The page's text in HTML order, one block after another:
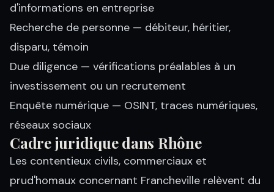
d'informations en entreprise
Recherche de personne — débiteur, héritier,
disparu, témoin
Due diligence — vérifications préalables à un
investissement ou un recrutement
Enquête numérique — OSINT, traces numériques,
réseaux sociaux
Cadre juridique dans Rhône
Les contentieux civils, commerciaux et
prud'homaux concernant Francheville relèvent du